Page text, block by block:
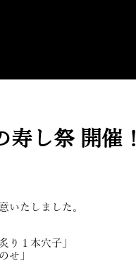
し祭 開催！
いたしました。
り１本穴子」
せ」